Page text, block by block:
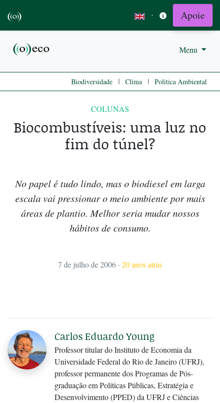
· Apoie
Menu
Biodiversidade | Clima | Politica Ambiental
COLUNAS
Biocombustíveis: uma luz no
fim do túnel?
No papel é tudo lindo, mas o biodiesel em larga
escala vai pressionar o meio ambiente por mais
áreas de plantio. Melhor seria mudar nossos
hábitos de consumo.
7 de julho de 2006 · 20 anos atrás
Carlos Eduardo Young
Professor titular do Instituto de Economia da
Universidade Federal do Rio de Janeiro (UFRJ),
professor permanente dos Programas de Pós-
graduação em Políticas Públicas, Estratégia e
Desenvolvimento (PPED) da UFRJ e Ciências